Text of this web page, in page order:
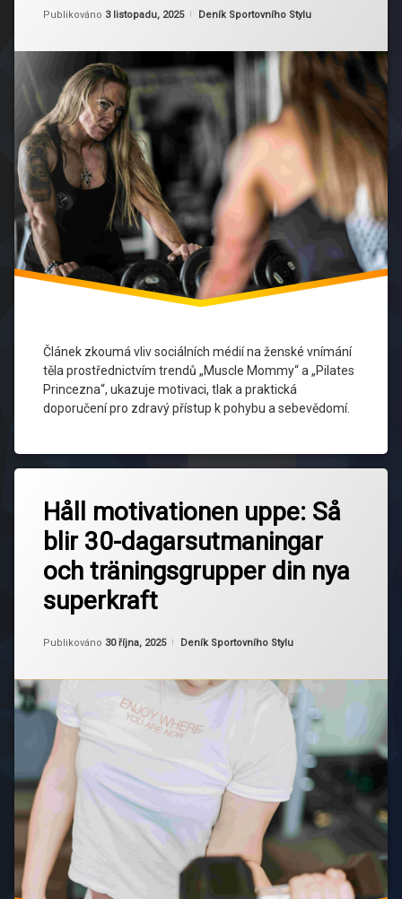
Publikováno 3 listopadu, 2025
Aktualizováno 18 listopadu, 2025
Od Ruby
Kategorie:
Deník Sportovního Stylu
Článek zkoumá vliv sociálních médií na ženské vnímání
těla prostřednictvím trendů „Muscle Mommy“ a „Pilates
Princezna“, ukazuje motivaci, tlak a praktická
doporučení pro zdravý přístup k pohybu a sebevědomí.
Mommy
Pilates
Princezna
psychické
zdraví
Rovnováha
sebepojetí
tělesná
rozmanitost
tlak na
Zdravý
Styl
ženské
média
představy
těle
Håll motivationen uppe: Så
blir 30-dagarsutmaningar
och träningsgrupper din nya
superkraft
Publikováno 30 října, 2025
Aktualizováno 30 října, 2025
Od Ruby
Kategorie:
Deník Sportovního Stylu
30-
dagarsutmaningar
hållbar
träning
motivation
för träning
online
utmaningar
sociala
medier
och
träning
träning
för
komentář
na
Håll
motivationen
uppe:
Så
blir
och
din
superkraft